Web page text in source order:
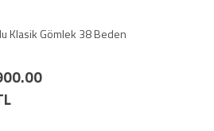
Klasik Gömlek 38 Beden